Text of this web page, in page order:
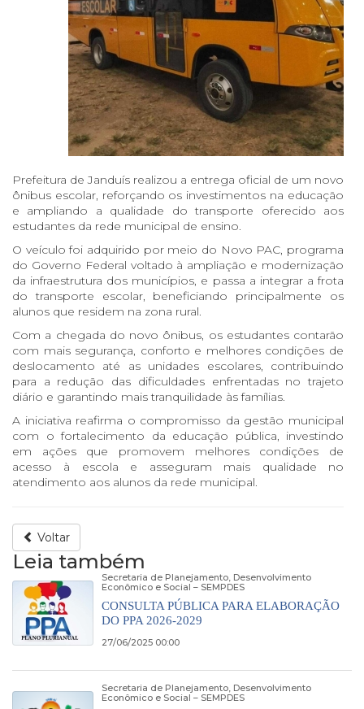
Prefeitura de Janduís realizou a entrega oficial de um novo
ônibus escolar, reforçando os investimentos na educação
e ampliando a qualidade do transporte oferecido aos
estudantes da rede municipal de ensino.
O veículo foi adquirido por meio do Novo PAC, programa
do Governo Federal voltado à ampliação e modernização
da infraestrutura dos municípios, e passa a integrar a frota
do transporte escolar, beneficiando principalmente os
alunos que residem na zona rural.
Com a chegada do novo ônibus, os estudantes contarão
com mais segurança, conforto e melhores condições de
deslocamento até as unidades escolares, contribuindo
para a redução das dificuldades enfrentadas no trajeto
diário e garantindo mais tranquilidade às famílias.
A iniciativa reafirma o compromisso da gestão municipal
com o fortalecimento da educação pública, investindo
em ações que promovem melhores condições de
acesso à escola e asseguram mais qualidade no
atendimento aos alunos da rede municipal.
Voltar
Leia também
Secretaria de Planejamento, Desenvolvimento
Econômico e Social – SEMPDES
CONSULTA PÚBLICA PARA ELABORAÇÃO
DO PPA 2026-2029
27/06/2025 00:00
Secretaria de Planejamento, Desenvolvimento
Econômico e Social – SEMPDES